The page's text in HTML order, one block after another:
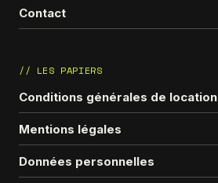
Contact
// LES PAPIERS
Conditions générales de location
Mentions légales
Données personnelles